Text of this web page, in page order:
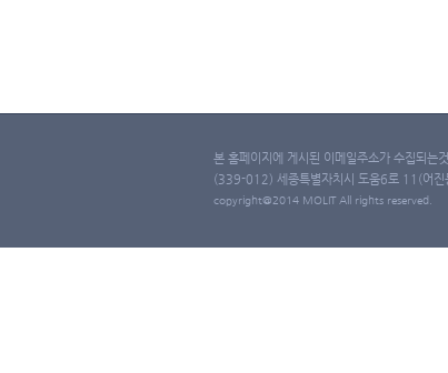
본 홈페이지에 게시된 이메일주소가 수집되는
(339-012) 세종특별자치시 도움6로 11(어
copyright@2014 MOLIT All rights reserved.